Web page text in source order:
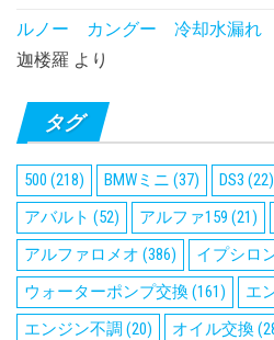
ルノー カングー 冷却水漏れ
迦楼羅 より
タグ
500 (218) BMWミニ (37) DS3 (22)
アバルト (52) アルファ159 (21)
アルファロメオ (386) イプシロ
ウォーターポンプ交換(161) エ
エンジン不調 (20) オイル交換